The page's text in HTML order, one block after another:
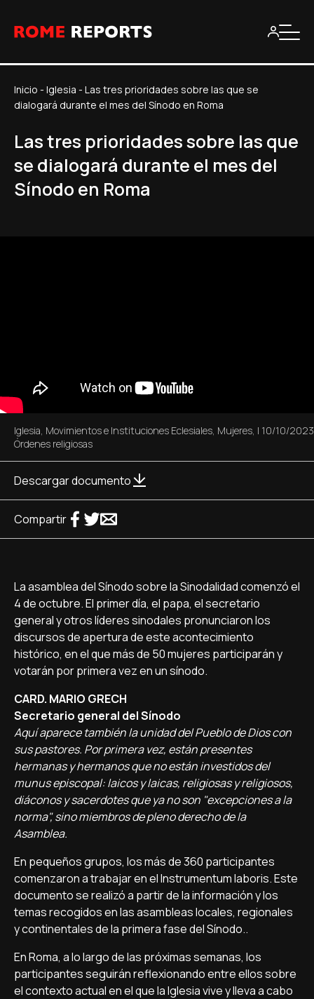
Inicio - Iglesia - Las tres prioridades sobre las que se
dialogará durante el mes del Sínodo en Roma
Las tres prioridades sobre las que
se dialogará durante el mes del
Sínodo en Roma
Iglesia, Movimientos e Instituciones Eclesiales, Mujeres,
Órdenes religiosas
| 10/10/2023
Descargar documento
Compartir
La asamblea del Sínodo sobre la Sinodalidad comenzó el
4 de octubre. El primer día, el papa, el secretario
general y otros líderes sinodales pronunciaron los
discursos de apertura de este acontecimiento
histórico, en el que más de 50 mujeres participarán y
votarán por primera vez en un sínodo.
CARD. MARIO GRECH
Secretario general del Sínodo
Aquí aparece también la unidad del Pueblo de Dios con
sus pastores. Por primera vez, están presentes
hermanas y hermanos que no están investidos del
munus episcopal: laicos y laicas, religiosas y religiosos,
diáconos y sacerdotes que ya no son "excepciones a la
norma", sino miembros de pleno derecho de la
Asamblea.
En pequeños grupos, los más de 360 participantes
comenzaron a trabajar en el Instrumentum laboris. Este
documento se realizó a partir de la información y los
temas recogidos en las asambleas locales, regionales
y continentales de la primera fase del Sínodo..
En Roma, a lo largo de las próximas semanas, los
participantes seguirán reflexionando entre ellos sobre
el contexto actual en el que la Iglesia vive y lleva a cabo